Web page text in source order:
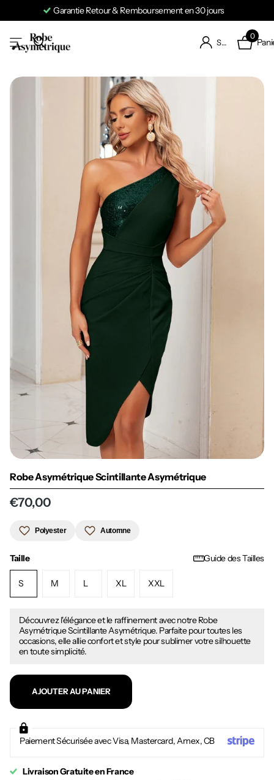
Garantie Retour & Remboursement en 30 jours
S'identifier
0
Robe Asymétrique Scintillante Asymétrique
€70,00
Polyester Automne
Taille Guide des Tailles
S M L XL XXL
Découvrez l'élégance et le raffinement avec notre Robe
Asymétrique Scintillante Asymétrique. Parfaite pour toutes les
occasions, elle allie confort et style pour sublimer votre silhouette
en toute simplicité.
AJOUTER AU PANIER
Paiement Sécurisée avec Visa, Mastercard, Amex, CB
Livraison Gratuite en France